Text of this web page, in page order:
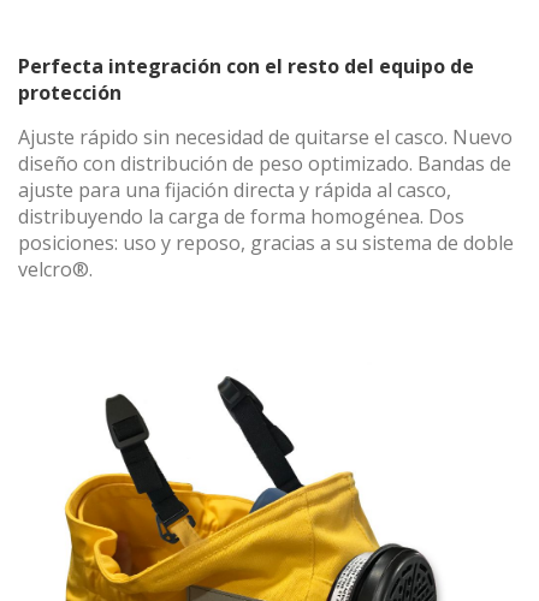
Perfecta integración con el resto del equipo de
protección
Ajuste rápido sin necesidad de quitarse el casco. Nuevo
diseño con distribución de peso optimizado. Bandas de
ajuste para una fijación directa y rápida al casco,
distribuyendo la carga de forma homogénea. Dos
posiciones: uso y reposo, gracias a su sistema de doble
velcro®.